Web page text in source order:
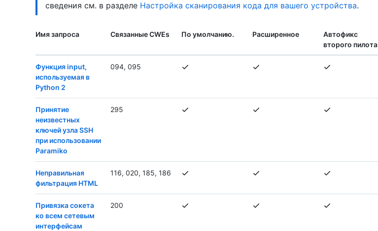
сведения см. в разделе Настройка сканирования кода для вашего устройства.
Имя запроса Связанные CWEs По умолчанию. Расширенное
Автофикс
второго пилота
Функция input,
используемая в
Python 2
094, 095
Принятие
неизвестных
ключей узла SSH
при использовании
Paramiko
295
Неправильная
фильтрация HTML
116, 020, 185, 186
Привязка сокета
ко всем сетевым
интерфейсам
200